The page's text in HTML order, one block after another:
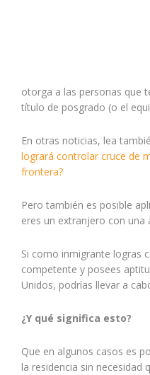
otorga a las personas que
título de posgrado (o el
En otras noticias, lea
logrará controlar cruce de
frontera?
Pero también es posible
eres un extranjero con una
Si como inmigrante logras
competente y posees
Unidos, podrías llevar a
¿Y qué significa esto?
Que en algunos casos es
la residencia sin necesidad